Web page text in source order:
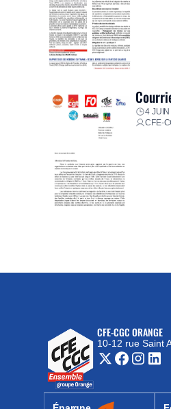
4
CFE-
CFE-CGC ORANGE
10-12 rue Saint
(nouvelle